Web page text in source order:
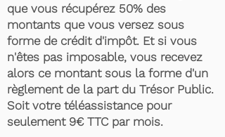
que vous récupérez 50% des
montants que vous versez sous
forme de crédit d'impôt. Et si vous
n'êtes pas imposable, vous recevez
alors ce montant sous la forme d'un
règlement de la part du Trésor Public.
Soit votre téléassistance pour
seulement 9€ TTC par mois.